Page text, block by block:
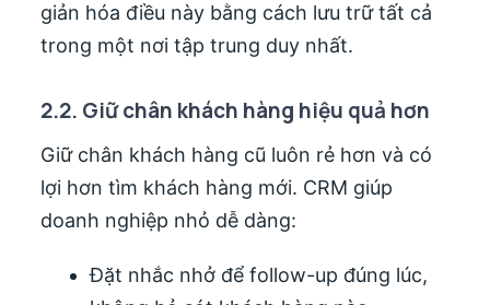
giản hóa điều này bằng cách lưu trữ tất cả
trong một nơi tập trung duy nhất.
2.2. Giữ chân khách hàng hiệu quả hơn
Giữ chân khách hàng cũ luôn rẻ hơn và có
lợi hơn tìm khách hàng mới. CRM giúp
doanh nghiệp nhỏ dễ dàng:
Đặt nhắc nhở để follow-up đúng lúc,